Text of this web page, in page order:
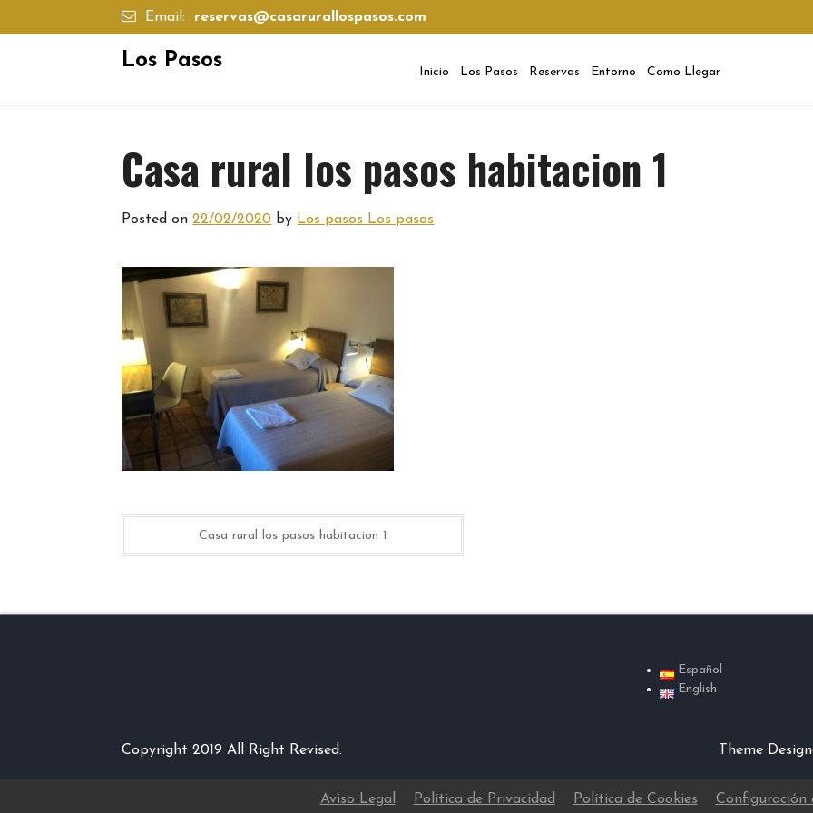
to
Email: reservas@casarurallospasos.com
Los Pasos
Inicio Los Pasos Reservas Entorno Como Llegar
Casa rural los pasos habitacion 1
Posted on22/02/2020 by Los pasos Los pasos
Navegación
Casa rural los pasos habitacion 1
Español
English
Copyright 2019 All Right Revised. Theme
Aviso Legal Política de Privacidad Política de Cookies Configuración